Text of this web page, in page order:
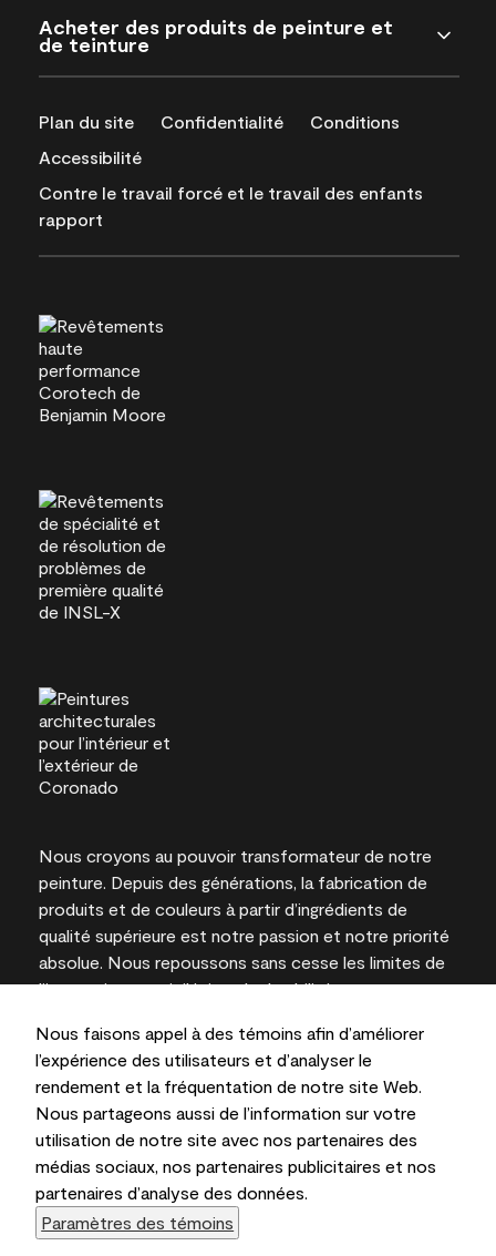
Nous faisons appel à des témoins afin d’améliorer
l’expérience des utilisateurs et d’analyser le
rendement et la fréquentation de notre site Web.
Nous partageons aussi de l’information sur votre
utilisation de notre site avec nos partenaires des
médias sociaux, nos partenaires publicitaires et nos
partenaires d’analyse des données.
Paramètres des témoins
Acheter des produits de peinture et
de teinture
Plan du site Confidentialité
Conditions
Accessibilité
Contre le travail forcé et le travail des enfants
rapport
Nous croyons au pouvoir transformateur de notre
peinture. Depuis des générations, la fabrication de
produits et de couleurs à partir d’ingrédients de
qualité supérieure est notre passion et notre priorité
absolue. Nous repoussons sans cesse les limites de
l’innovation et privilégions la durabilité pour
l’expertise locale.
Les couleurs représentées à l’écran et sur les
documents imprimés peuvent différer des couleurs
en contenant.